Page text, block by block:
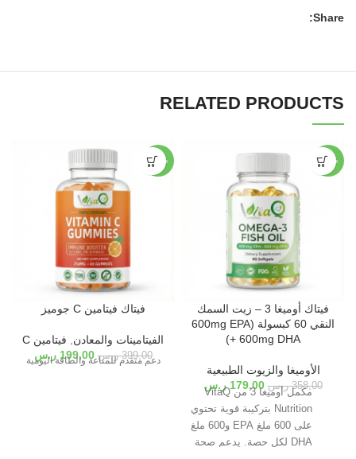
Share:
RELATED PRODUCTS
-50%
فيتاك أوميغا 3 – زيت السمك
النقي 60 كبسولة (600mg EPA
+ 600mg DHA)
الأوميغا والزيوت الطبيعية
358,00 ر.س 179,00 ر.س
مكمل أوميغا 3 من VitaQ
Nutrition بتركيبة قوية تحتوي
على 600 ملغ EPA و600 ملغ
DHA لكل حصة. يدعم صحة
-50%
فيتاك فيتامين C جوميز
الفيتامينات والمعادن, فيتامين C
399,00 ر.س 199,00 ر.س
دعم متقدم للمناعة والطاقة اليومية